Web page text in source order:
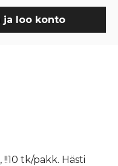
ja loo konto
tk/pakk. Hästi